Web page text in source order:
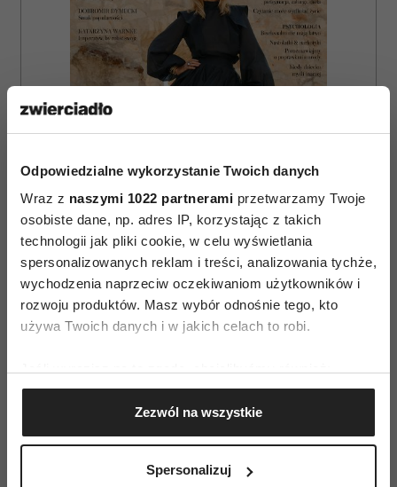
Odpowiedzialne wykorzystanie Twoich danych
Wraz z naszymi 1022 partnerami przetwarzamy Twoje
osobiste dane, np. adres IP, korzystając z takich
technologii jak pliki cookie, w celu wyświetlania
spersonalizowanych reklam i treści, analizowania tychże,
wychodzenia naprzeciw oczekiwaniom użytkowników i
rozwoju produktów. Masz wybór odnośnie tego, kto
używa Twoich danych i w jakich celach to robi.
Gromadzić dane dotyczące Twojej lokalizacji
geograficznej z dokładnością nawet do kilku metrów
Identyfikować Twoje urządzenie, aktywnie
(fingerprinting, czyli wirtualny odcisk palca)
Zezwól na wszystkie
Spersonalizuj
ZAMÓW
WYDANIE DRUKOWANE